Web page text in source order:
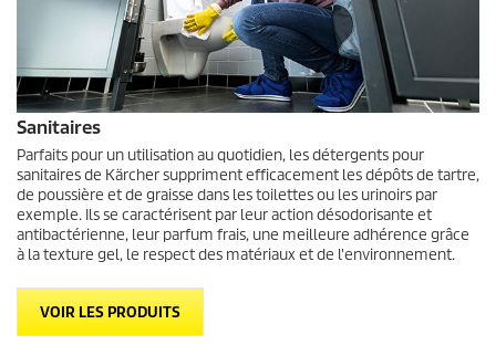
Sanitaires
Parfaits pour un utilisation au quotidien, les détergents pour
sanitaires de Kärcher suppriment efficacement les dépôts de tartre,
de poussière et de graisse dans les toilettes ou les urinoirs par
exemple. Ils se caractérisent par leur action désodorisante et
antibactérienne, leur parfum frais, une meilleure adhérence grâce
à la texture gel, le respect des matériaux et de l'environnement.
VOIR LES PRODUITS